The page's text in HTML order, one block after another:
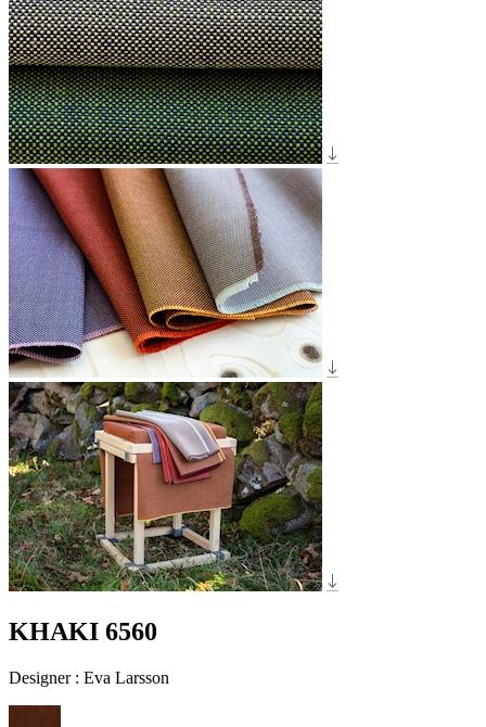
KHAKI 6560
Designer : Eva Larsson